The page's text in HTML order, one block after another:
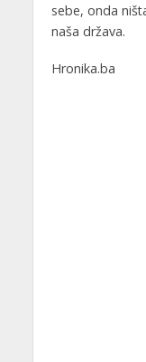
sebe, onda
naša država.
Hronika.ba